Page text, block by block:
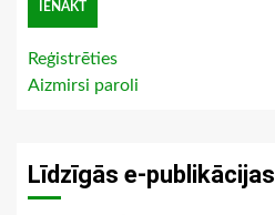
Reģistrēties
Aizmirsi paroli
Līdzīgās e-publikācijas